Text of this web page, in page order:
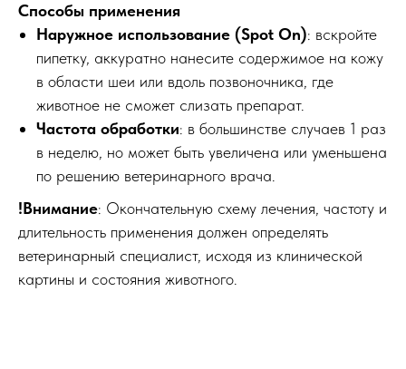
Способы применения
Наружное использование (Spot On): вскройте
пипетку, аккуратно нанесите содержимое на кожу
в области шеи или вдоль позвоночника, где
животное не сможет слизать препарат.
Частота обработки: в большинстве случаев 1 раз
в неделю, но может быть увеличена или уменьшена
по решению ветеринарного врача.
!Внимание: Окончательную схему лечения, частоту и
длительность применения должен определять
ветеринарный специалист, исходя из клинической
картины и состояния животного.